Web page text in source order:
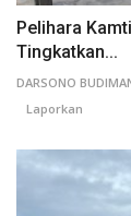
Pelihara
Tingkatkan...
DARSONO
Laporkan